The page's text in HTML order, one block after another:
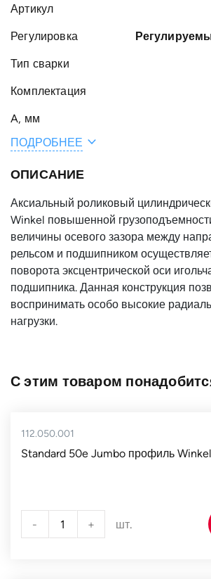
Артикул
Регулировка
Тип сварки
Комплектация
A, мм
Общая ширина
Ширина S, мм
B, мм
Наружный
диаметр
подшипника D,
мм
подшипника
Внутренний
диаметр d, мм
T, мм
ПОДРОБНЕЕ
ОПИСАНИЕ
Аксиальный роликовый
Winkel повышенной
величины осевого зазора между
рельсом и подшипником
поворота эксцентрической оси
подшипника. Данная конструкция
воспринимать особо высокие
нагрузки.
С этим товаром
112.050.001
Standard 50e Jumbo профиль Winkel
- + шт.